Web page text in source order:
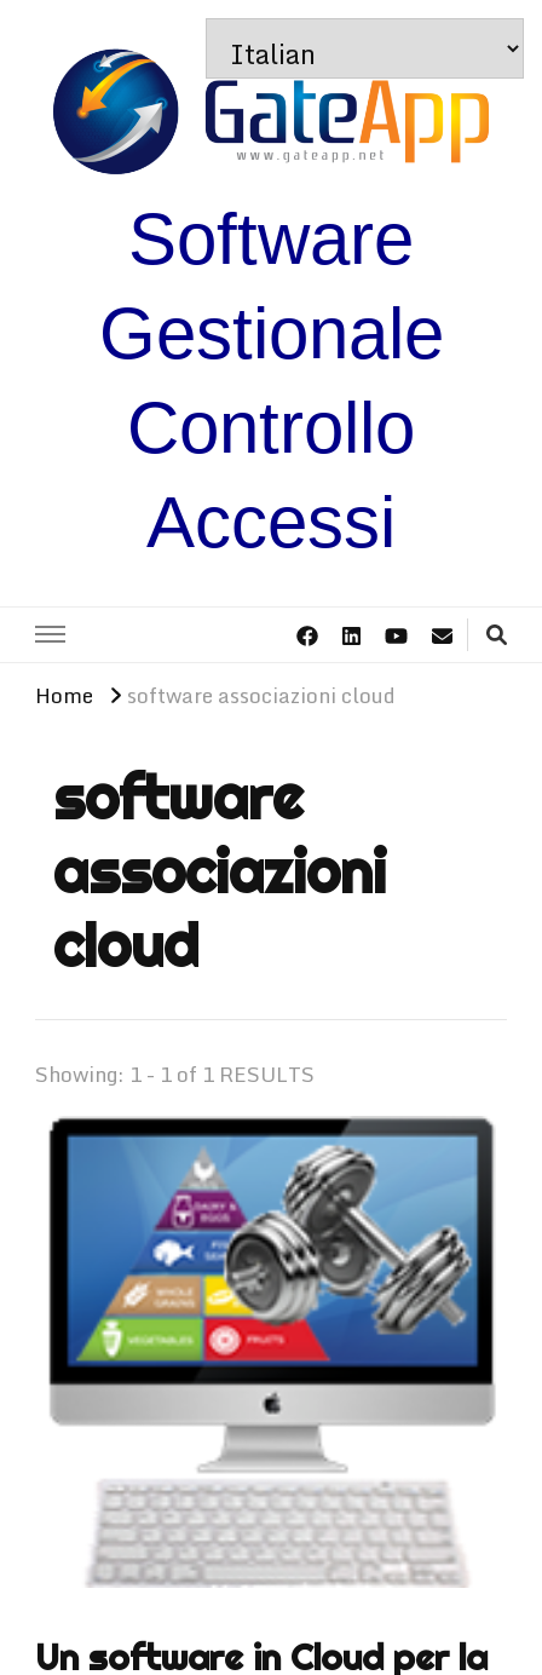
Software
Gestionale
Controllo
Accessi
Home software associazioni cloud
software
associazioni
cloud
Showing: 1 - 1 of 1 RESULTS
Un software in Cloud per la